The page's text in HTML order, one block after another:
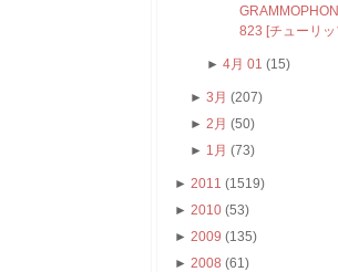
823 [チューリッ
► 4月 01 (15)
►3月(207)
►2月(50)
► 1月(73)
► 2011 (1519)
► 2010 (53)
► 2009 (135)
► 2008 (61)